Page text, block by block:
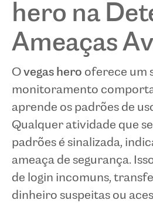
hero na
Ameaças
Ovegas hero oferece um
monitoramento
aprende os padrões de
Qualquer atividade que
padrões é sinalizada,
ameaça de segurança.
de login incomuns,
dinheiro suspeitas ou